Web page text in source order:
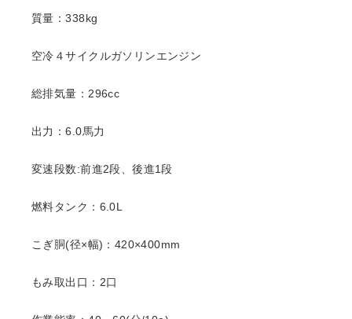
質量：338kg
空冷４サイクルガソリンエンジン
総排気量：296cc
出力：6.0馬力
変速段数:前進2段、後進1段
燃料タンク：6.0L
こぎ胴(径×幅)：420×400mm
もみ取出口：2口